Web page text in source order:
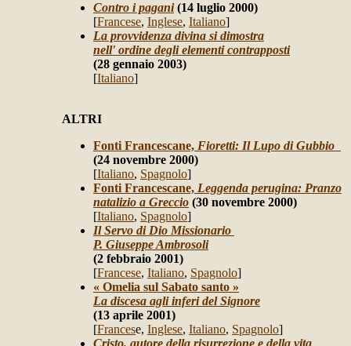
Contro i pagani (14 luglio 2000)
[Francese, Inglese, Italiano]
La provvidenza divina si dimostra
nell' ordine degli elementi contrapposti
(28 gennaio 2003)
[Italiano]
ALTRI
Fonti Francescane, Fioretti: Il Lupo di Gubbio
(24 novembre 2000)
[Italiano, Spagnolo]
Fonti Francescane, Leggenda perugina: Pranzo
natalizio a Greccio (30 novembre 2000)
[Italiano, Spagnolo]
Il Servo di Dio Missionario
P. Giuseppe Ambrosoli
(2 febbraio 2001)
[Francese, Italiano, Spagnolo]
« Omelia sul Sabato santo »
La discesa agli inferi del Signore
(13 aprile 2001)
[Francese, Inglese, Italiano, Spagnolo]
Cristo, autore della risurrezione e della vita